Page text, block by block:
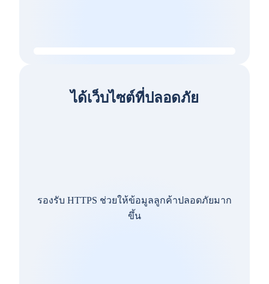
ได้เว็บไซต์ที่ปลอดภัย
รองรับ HTTPS ช่วยให้ข้อมูลลูกค้าปลอดภัยมาก
ขึ้น